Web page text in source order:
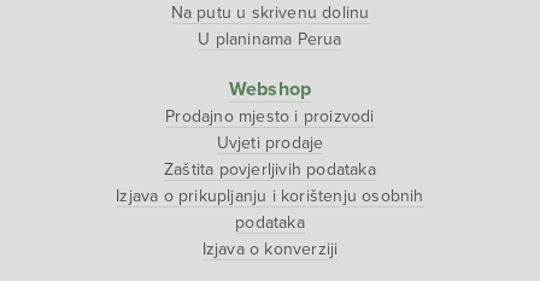
Na putu u skrivenu dolinu
U planinama Perua
Webshop
Prodajno mjesto i proizvodi
Uvjeti prodaje
Zaštita povjerljivih podataka
Izjava o prikupljanju i korištenju osobnih
podataka
Izjava o konverziji